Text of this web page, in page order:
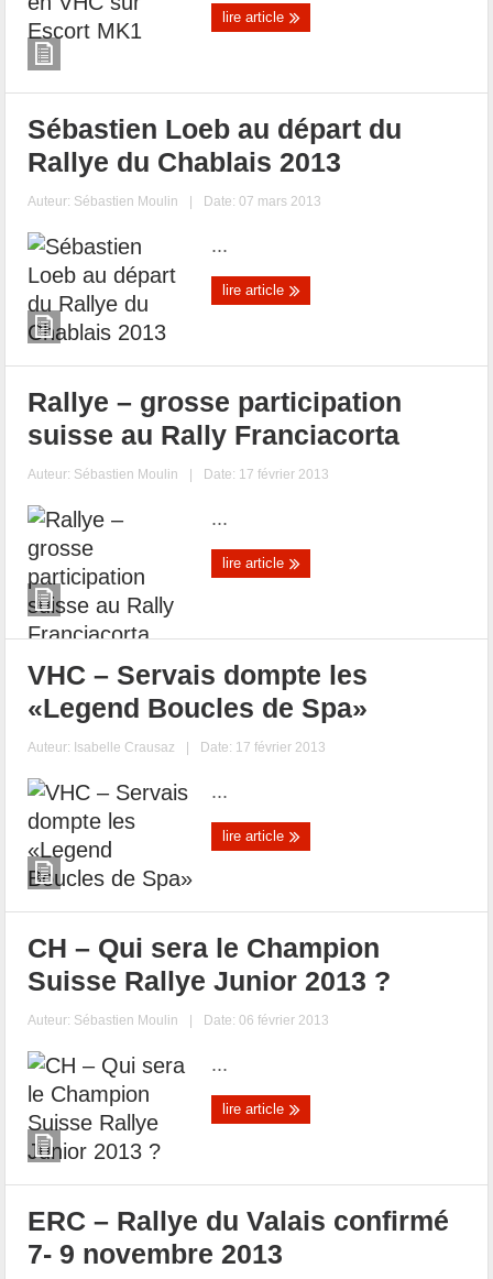
lire article
Sébastien Loeb au départ du
Rallye du Chablais 2013
Auteur: Sébastien Moulin | Date: 07 mars 2013
...
lire article
Rallye – grosse participation
suisse au Rally Franciacorta
Auteur: Sébastien Moulin | Date: 17 février 2013
...
lire article
VHC – Servais dompte les
«Legend Boucles de Spa»
Auteur: Isabelle Crausaz | Date: 17 février 2013
...
lire article
CH – Qui sera le Champion
Suisse Rallye Junior 2013 ?
Auteur: Sébastien Moulin | Date: 06 février 2013
...
lire article
ERC – Rallye du Valais confirmé
7- 9 novembre 2013